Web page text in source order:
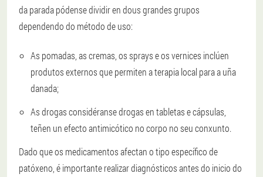
da parada pódense dividir en dous grandes grupos
dependendo do método de uso:
As pomadas, as cremas, os sprays e os vernices inclúen
produtos externos que permiten a terapia local para a uña
danada;
As drogas considéranse drogas en tabletas e cápsulas,
teñen un efecto antimicótico no corpo no seu conxunto.
Dado que os medicamentos afectan o tipo específico de
patóxeno, é importante realizar diagnósticos antes do inicio do